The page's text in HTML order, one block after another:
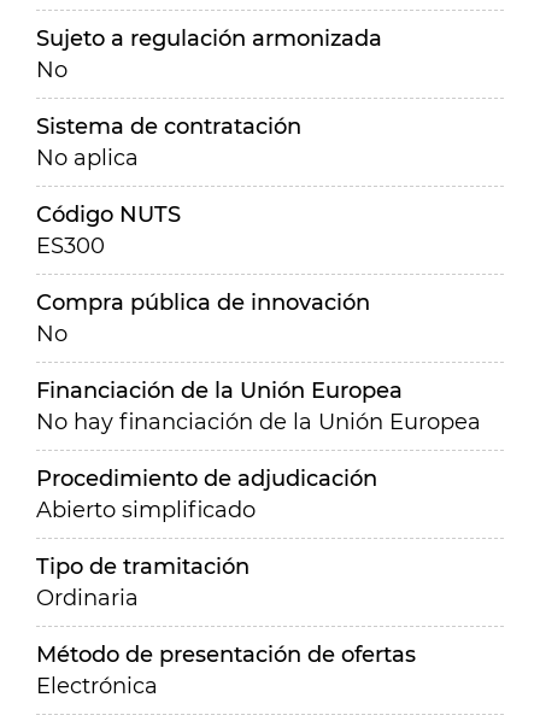
Sujeto a regulación armonizada
No
Sistema de contratación
No aplica
Código NUTS
ES300
Compra pública de innovación
No
Financiación de la Unión Europea
No hay financiación de la Unión Europea
Procedimiento de adjudicación
Abierto simplificado
Tipo de tramitación
Ordinaria
Método de presentación de ofertas
Electrónica